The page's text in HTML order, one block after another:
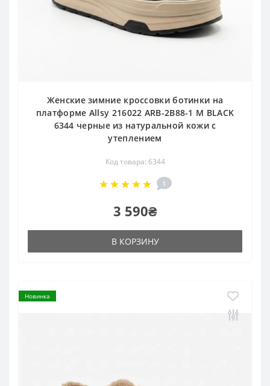
Женские зимние кроссовки ботинки на
платформе Allsy 216022 ARB-2B88-1 M BLACK
6344 черные из натуральной кожи с
утеплением
Код товара: 6344
1
3 590₴
В КОРЗИНУ
Новинка